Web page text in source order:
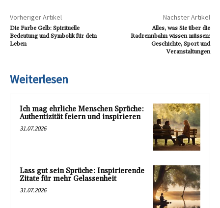
Vorheriger Artikel
Die Farbe Gelb: Spirituelle
Bedeutung und Symbolik für dein
Leben
Nächster Artikel
Alles, was Sie über die
Radrennbahn wissen müssen:
Geschichte, Sport und
Veranstaltungen
Weiterlesen
Ich mag ehrliche Menschen Sprüche:
Authentizität feiern und inspirieren
31.07.2026
Lass gut sein Sprüche: Inspirierende
Zitate für mehr Gelassenheit
31.07.2026